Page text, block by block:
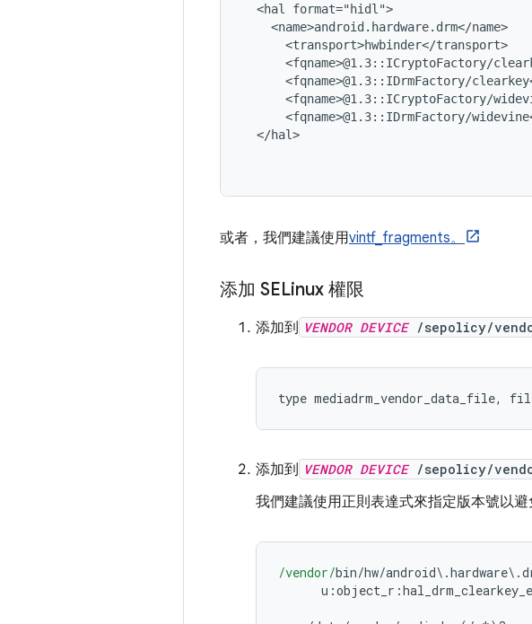
  <hal format="hidl">
    <name>android.hardware.drm</name>
      <transport>hwbinder</transport>
<fqname>@1.3::ICryptoFactory/
<fqname>@1.3::IDrmFactory/
<fqname>@1.3::ICryptoFactory/
<fqname>@1.3::IDrmFactory/
或者，我們建議使用vintf_fragments。
添加 SELinux 權限
添加到 VENDOR DEVICE/sepolicy/
type mediadrm_vendor_data_file,
添加到 VENDOR DEVICE/sepolicy/
我們建議使用正則表達式來指定版本號以避
/vendor/bin/hw/android\.hardware\.
u :object_r :